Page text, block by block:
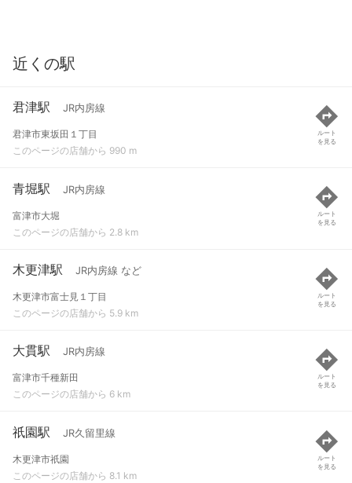
近くの駅
君津駅 JR内房線
君津市東坂田１丁目
このページの店舗から 990 m
ルート
を見る
青堀駅 JR内房線
富津市大堀
このページの店舗から 2.8 km
ルート
を見る
木更津駅 JR内房線 など
木更津市富士見１丁目
このページの店舗から 5.9 km
ルート
を見る
大貫駅 JR内房線
富津市千種新田
このページの店舗から 6 km
ルート
を見る
祇園駅 JR久留里線
木更津市祇園
このページの店舗から 8.1 km
ルート
を見る